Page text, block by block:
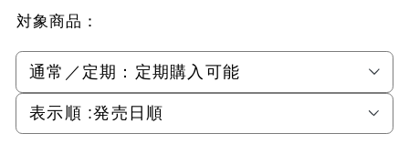
対象商品：
通常／定期： 定期購入可能
表示順 :発売日順